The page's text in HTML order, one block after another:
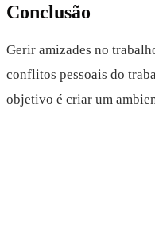
Conclusão
Gerir amizades no
conflitos pessoais do
objetivo é criar um